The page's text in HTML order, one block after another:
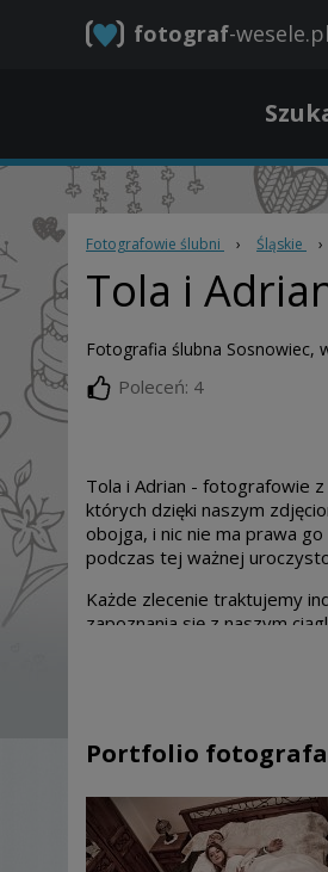
fotograf-wesele.pl
Fotografowie ślubni › Śląskie ›
Tola i
Fotografia ślubna Sosnowiec,
Poleceń: 4
Tola i Adrian - fotografowie
których dzięki naszym
obojga, i nic nie ma prawa
podczas tej ważnej
Każde zlecenie traktujemy
zapoznania się z naszym
Portfolio fotografa